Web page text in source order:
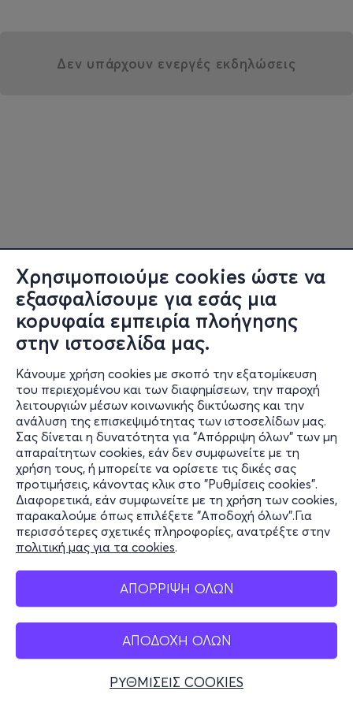
Χρησιμοποιούμε cookies ώστε να
εξασφαλίσουμε για εσάς μια
κορυφαία εμπειρία πλοήγησης
στην ιστοσελίδα μας.
Κάνουμε χρήση cookies με σκοπό την εξατομίκευση
του περιεχομένου και των διαφημίσεων, την παροχή
λειτουργιών μέσων κοινωνικής δικτύωσης και την
ανάλυση της επισκεψιμότητας των ιστοσελίδων μας.
Σας δίνεται η δυνατότητα για "Απόρριψη όλων" των μη
απαραίτητων cookies, εάν δεν συμφωνείτε με τη
χρήση τους, ή μπορείτε να ορίσετε τις δικές σας
προτιμήσεις, κάνοντας κλικ στο "Ρυθμίσεις cookies".
Διαφορετικά, εάν συμφωνείτε με τη χρήση των cookies,
παρακαλούμε όπως επιλέξετε "Αποδοχή όλων".Για
περισσότερες σχετικές πληροφορίες, ανατρέξτε στην
πολιτική μας για τα cookies.
ΑΠΟΡΡΙΨΗ ΟΛΩΝ
ΑΠΟΔΟΧΗ ΟΛΩΝ
ΡΥΘΜΙΣΕΙΣ COOKIES
Δεν υπάρχουν ενεργές εκδηλώσεις